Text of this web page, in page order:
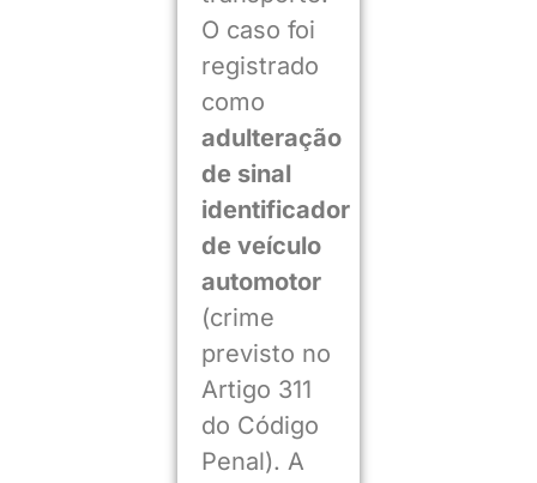
O caso foi
registrado
como
adulteração
de sinal
identificador
de veículo
automotor
(crime
previsto no
Artigo 311
do Código
Penal). A